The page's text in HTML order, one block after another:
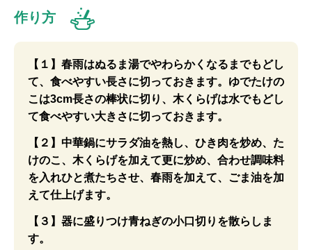
作り方
【１】春雨はぬるま湯でやわらかくなるまでもどし
て、食べやすい長さに切っておきます。ゆでたけの
こは3cm長さの棒状に切り、木くらげは水でもどし
て食べやすい大きさに切っておきます。
【２】中華鍋にサラダ油を熱し、ひき肉を炒め、た
けのこ、木くらげを加えて更に炒め、合わせ調味料
を入れひと煮たちさせ、春雨を加えて、ごま油を加
えて仕上げます。
【３】器に盛りつけ青ねぎの小口切りを散らしま
す。